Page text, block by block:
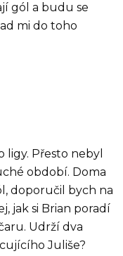
gól a budu se
mi do toho
ligy. Přesto nebyl
období. Doma
doporučil bych na
jak si Brian poradí
Udrží dva
Juliše?